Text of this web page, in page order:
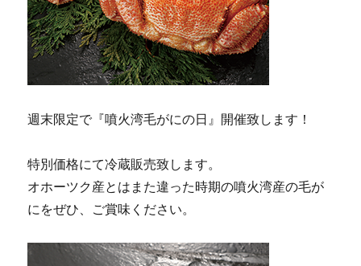
週末限定で『噴火湾毛がにの日』開催致します！
特別価格にて冷蔵販売致します。
オホーツク産とはまた違った時期の噴火湾産の毛が
にをぜひ、ご賞味ください。